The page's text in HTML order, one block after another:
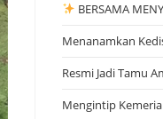
BERSAMA
Menanamkan
Resmi Jadi Tamu
Mengintip